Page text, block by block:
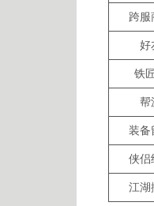
跨服
好
铁
帮
装备
侠侣
江湖